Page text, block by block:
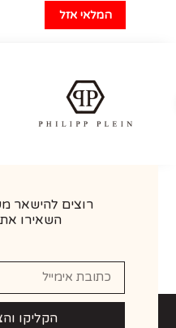
המלאי אזל
רוצים להישאר
השאירו את
הקליקו